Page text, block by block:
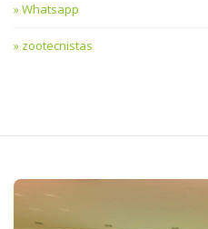
Whatsapp
zootecnistas